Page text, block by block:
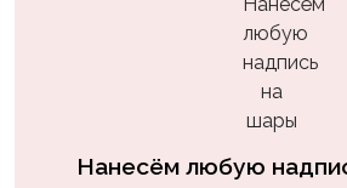
Нанесём любую